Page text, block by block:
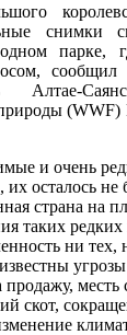
снимки
парке,
Алтае-
(WWF)
и очень
осталось не
страна на
таких
ни тех,
месть
скот,